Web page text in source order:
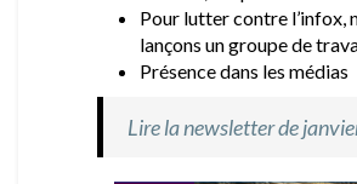
Pour lutter contre l’infox,
lançons un groupe de
Présence dans les médias
Lire la newsletter de